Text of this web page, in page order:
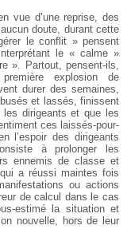
vue d’une reprise, des
doute, durant cette
le conflit » pensent
le « calme »
». Partout, pensent-ils,
explosion de
durer des semaines,
et lassés, finissent
dirigeants et que les
ces laissés-pour-
l’espoir des dirigeants
à prolonger les
ennemis de classe et
a réussi maintes fois
ou actions
de calcul dans le cas
estimé la situation et
nouvelle, hors de leur